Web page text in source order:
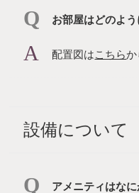
お部屋はどのよ
配置図はこちらか
設備について
アメニティはな